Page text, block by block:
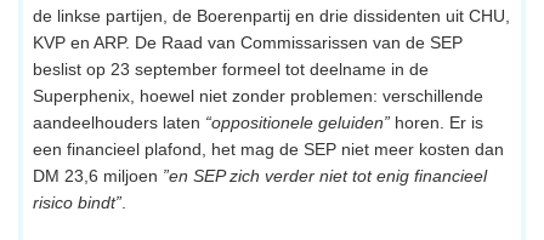
de linkse partijen, de Boerenpartij en drie dissidenten uit CHU,
KVP en ARP. De Raad van Commissarissen van de SEP
beslist op 23 september formeel tot deelname in de
Superphenix, hoewel niet zonder problemen: verschillende
aandeelhouders laten “oppositionele geluiden” horen. Er is
een financieel plafond, het mag de SEP niet meer kosten dan
DM 23,6 miljoen ”en SEP zich verder niet tot enig financieel
risico bindt”